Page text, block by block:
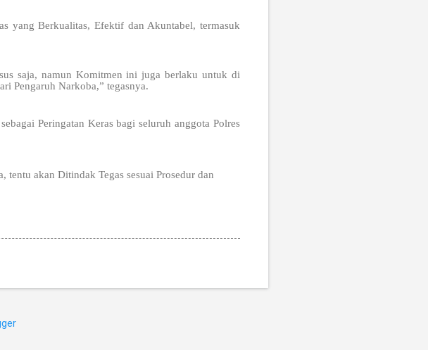
yang Berkualitas, Efektif dan Akuntabel, termasuk
saja, namun Komitmen ini juga berlaku untuk di
Pengaruh Narkoba,” tegasnya.
Peringatan Keras bagi seluruh anggota Polres
akan Ditindak Tegas sesuai Prosedur dan